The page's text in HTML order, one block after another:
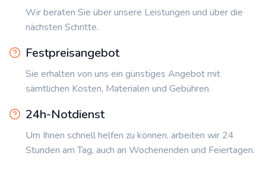
Wir beraten Sie über unsere Leistungen und über die
nächsten Schritte.
Festpreisangebot
Sie erhalten von uns ein günstiges Angebot mit
sämtlichen Kosten, Materialen und Gebühren.
24h-Notdienst
Um Ihnen schnell helfen zu können, arbeiten wir 24
Stunden am Tag, auch an Wochenenden und Feiertagen.